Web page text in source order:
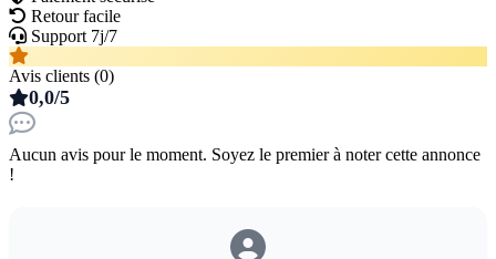
📌 Caractéristiques :
✔️ Processeur : Intel Core i7-7660U 2.50GHz
✔️ RAM : 16 Go
✔️ Stockage SSD : 1 To (954 Go)
✔️ Écran tactile ultra fluide
✔️ Design fin, léger et élégant
Retour facile
Support 7j/7
Avis clients (0)
0,0/5
Aucun avis pour le moment. Soyez le premier à noter cette annonce
!